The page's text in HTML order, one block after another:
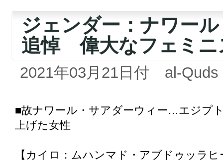
ジェンダー：ナワー
追悼 偉大なフェミニ
2021年03月21日付 al-Quds
■故ナワール・サアダーウィー…エジプ
上げた女性
【カイロ：ムハンマド・アブドゥッラヒ